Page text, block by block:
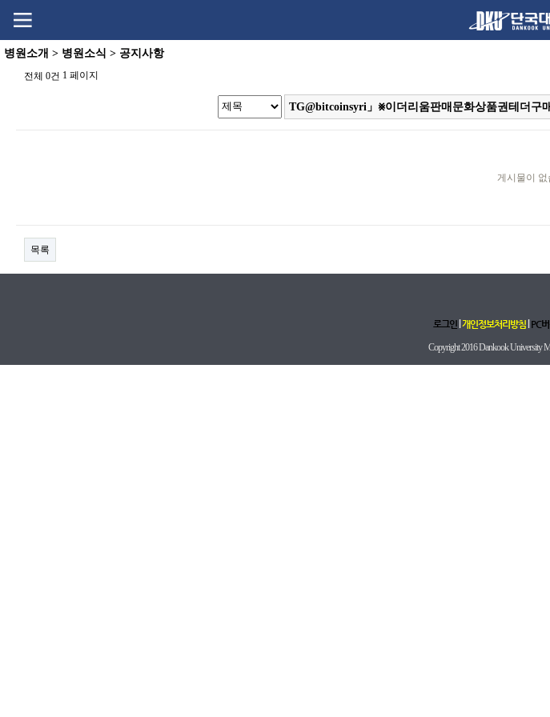
content
menu
병원소개 > 병원소식 > 공지사항
전체 0건 1 페이지
게시물이 없
목록
로그인|개인정보처리방침|PC
Copyright 2016 Dankook University